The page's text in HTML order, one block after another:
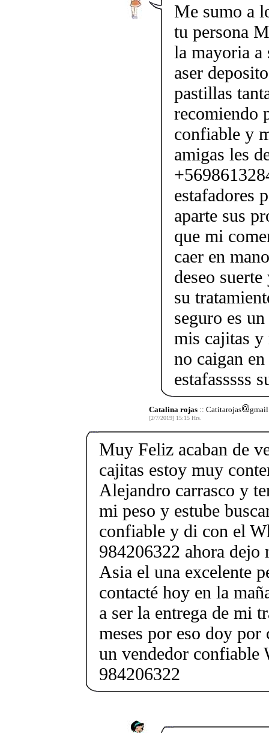
Me sumo a
tu persona
la mayoria a
aser
pastillas
recomiendo
confiable y
amigas les
estafadores
aparte sus
que mi
caer en
deseo
su
seguro es
mis cajitas y
no caigan
estafasssss
Catalina rojas :: Catitarojas
[2/7/2019] 15:15 Hrs.
Muy Feliz acaban de
cajitas estoy muy
Alejandro carrasco y
mi peso y estube
confiable y di con el
984206322 ahora dejo
Asia el una excelente
contacté hoy en la
a ser la entrega de mi
meses por eso doy por
un vendedor confiable
984206322